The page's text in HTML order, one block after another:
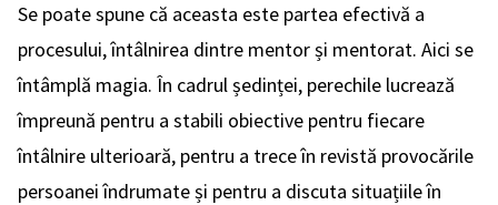
Se poate spune că aceasta este partea efectivă a
procesului, întâlnirea dintre mentor și mentorat. Aici se
întâmplă magia. În cadrul ședinței, perechile lucrează
împreună pentru a stabili obiective pentru fiecare
întâlnire ulterioară, pentru a trece în revistă provocările
persoanei îndrumate și pentru a discuta situațiile în